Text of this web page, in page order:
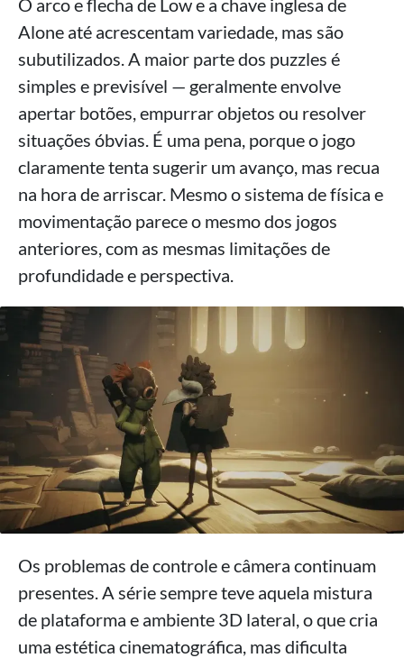
Alone até acrescentam variedade, mas são
subutilizados. A maior parte dos puzzles é
simples e previsível — geralmente envolve
apertar botões, empurrar objetos ou resolver
situações óbvias. É uma pena, porque o jogo
claramente tenta sugerir um avanço, mas recua
na hora de arriscar. Mesmo o sistema de física e
movimentação parece o mesmo dos jogos
anteriores, com as mesmas limitações de
profundidade e perspectiva.
Os problemas de controle e câmera continuam
presentes. A série sempre teve aquela mistura
de plataforma e ambiente 3D lateral, o que cria
uma estética cinematográfica, mas dificulta